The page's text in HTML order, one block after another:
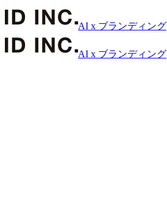
AI x ブランディング
AI x ブランディング